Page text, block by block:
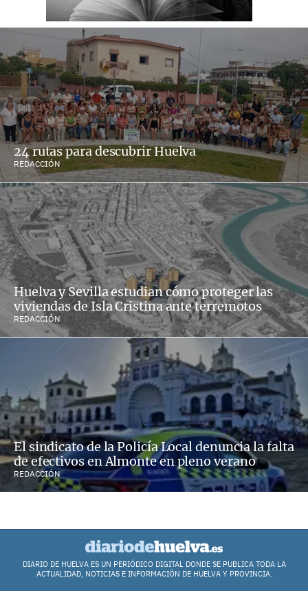
24 rutas para descubrir Huelva
REDACCIÓN
Huelva y Sevilla estudian cómo proteger las
viviendas de Isla Cristina ante terremotos
REDACCIÓN
El sindicato de la Policía Local denuncia la falta
de efectivos en Almonte en pleno verano
REDACCIÓN
DIARIO DE HUELVA ES UN PERIÓDICO DIGITAL DONDE SE PUBLICA TODA LA
ACTUALIDAD, NOTICIAS E INFORMACIÓN DE HUELVA Y PROVINCIA.